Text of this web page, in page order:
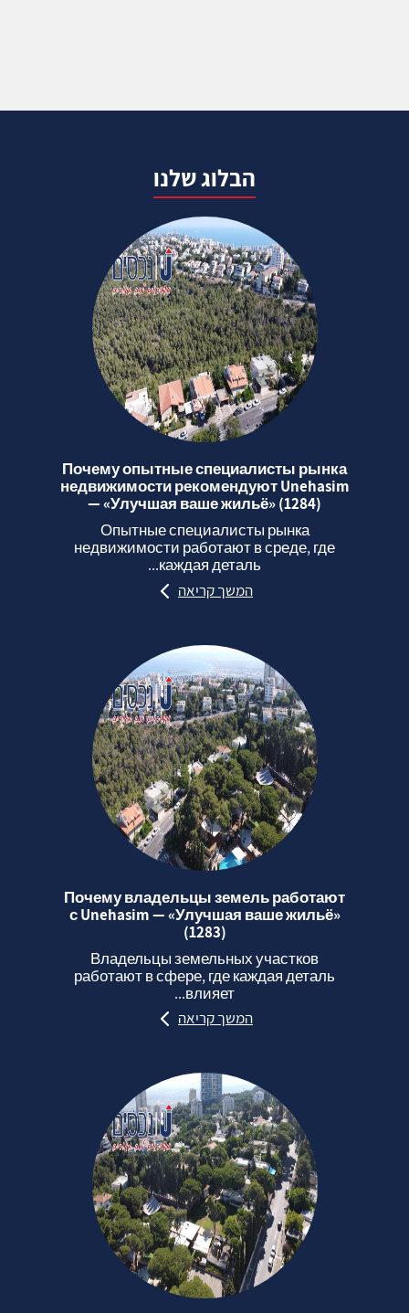
הבלוג שלנו
Почему опытные специалисты рынка
недвижимости рекомендуют Unehasim
— «Улучшая ваше жильё» (1284)
Опытные специалисты рынка
недвижимости работают в среде, где
каждая деталь...
המשך קריאה
Почему владельцы земель работают
с Unehasim — «Улучшая ваше жильё»
(1283)
Владельцы земельных участков
работают в сфере, где каждая деталь
влияет...
המשך קריאה